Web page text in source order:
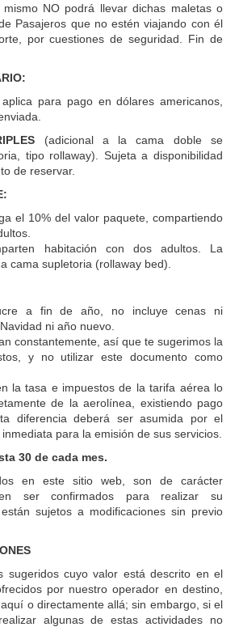
NO podrá llevar dichas maletas o
Pasajeros que no estén viajando con él
por cuestiones de seguridad. Fin de
para pago en dólares americanos,
(adicional a la cama doble se
tipo rollaway). Sujeta a disponibilidad
de reservar.
el 10% del valor paquete, compartiendo
habitación con dos adultos. La
cama supletoria (rollaway bed).
a fin de año, no incluye cenas ni
ni año nuevo.
constantemente, así que te sugerimos la
y no utilizar este documento como
la tasa e impuestos de la tarifa aérea lo
de la aerolínea, existiendo pago
diferencia deberá ser asumida por el
para la emisión de sus servicios.
30 de cada mes.
en este sitio web, son de carácter
ser confirmados para realizar su
sujetos a modificaciones sin previo
sugeridos cuyo valor está descrito en el
por nuestro operador en destino,
o directamente allá; sin embargo, si el
algunas de estas actividades no